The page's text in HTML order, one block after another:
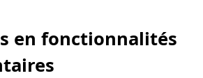
en fonctionnalités